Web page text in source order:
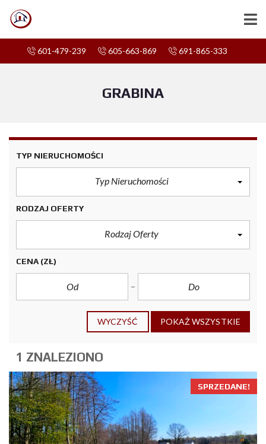
601-479-239 605-663-869 691-865-333
GRABINA
TYP NIERUCHOMOŚCI
Typ Nieruchomości
RODZAJ OFERTY
Rodzaj Oferty
CENA (ZŁ)
WYCZYŚĆ POKAŻ WSZYSTKIE
1 ZNALEZIONO
SPRZEDANE!